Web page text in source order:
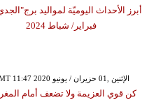
أبرز الأحداث اليوميّة لمواليد
فبراير/ شباط 2024
GMT 11:47 2020 الإثنين ,01 حزيران / يونيو
كن قوي العزيمة ولا تضعف أمام